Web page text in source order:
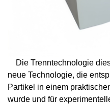
Die Trenntechnologie
neue Technologie, die
Partikel in einem
wurde und für